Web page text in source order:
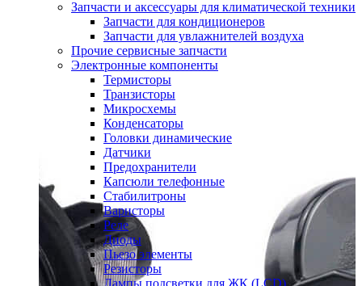
Запчасти и аксессуары для климатической техники
Запчасти для кондиционеров
Запчасти для увлажнителей воздуха
Прочие сервисные запчасти
Электронные компоненты
Термисторы
Транзисторы
Микросхемы
Конденсаторы
Головки динамические
Датчики
Предохранители
Капсюли телефонные
Стабилитроны
Варисторы
Реле
Диоды
Пьезо элементы
Резисторы
Лампы подсветки для ЖК (LCD)